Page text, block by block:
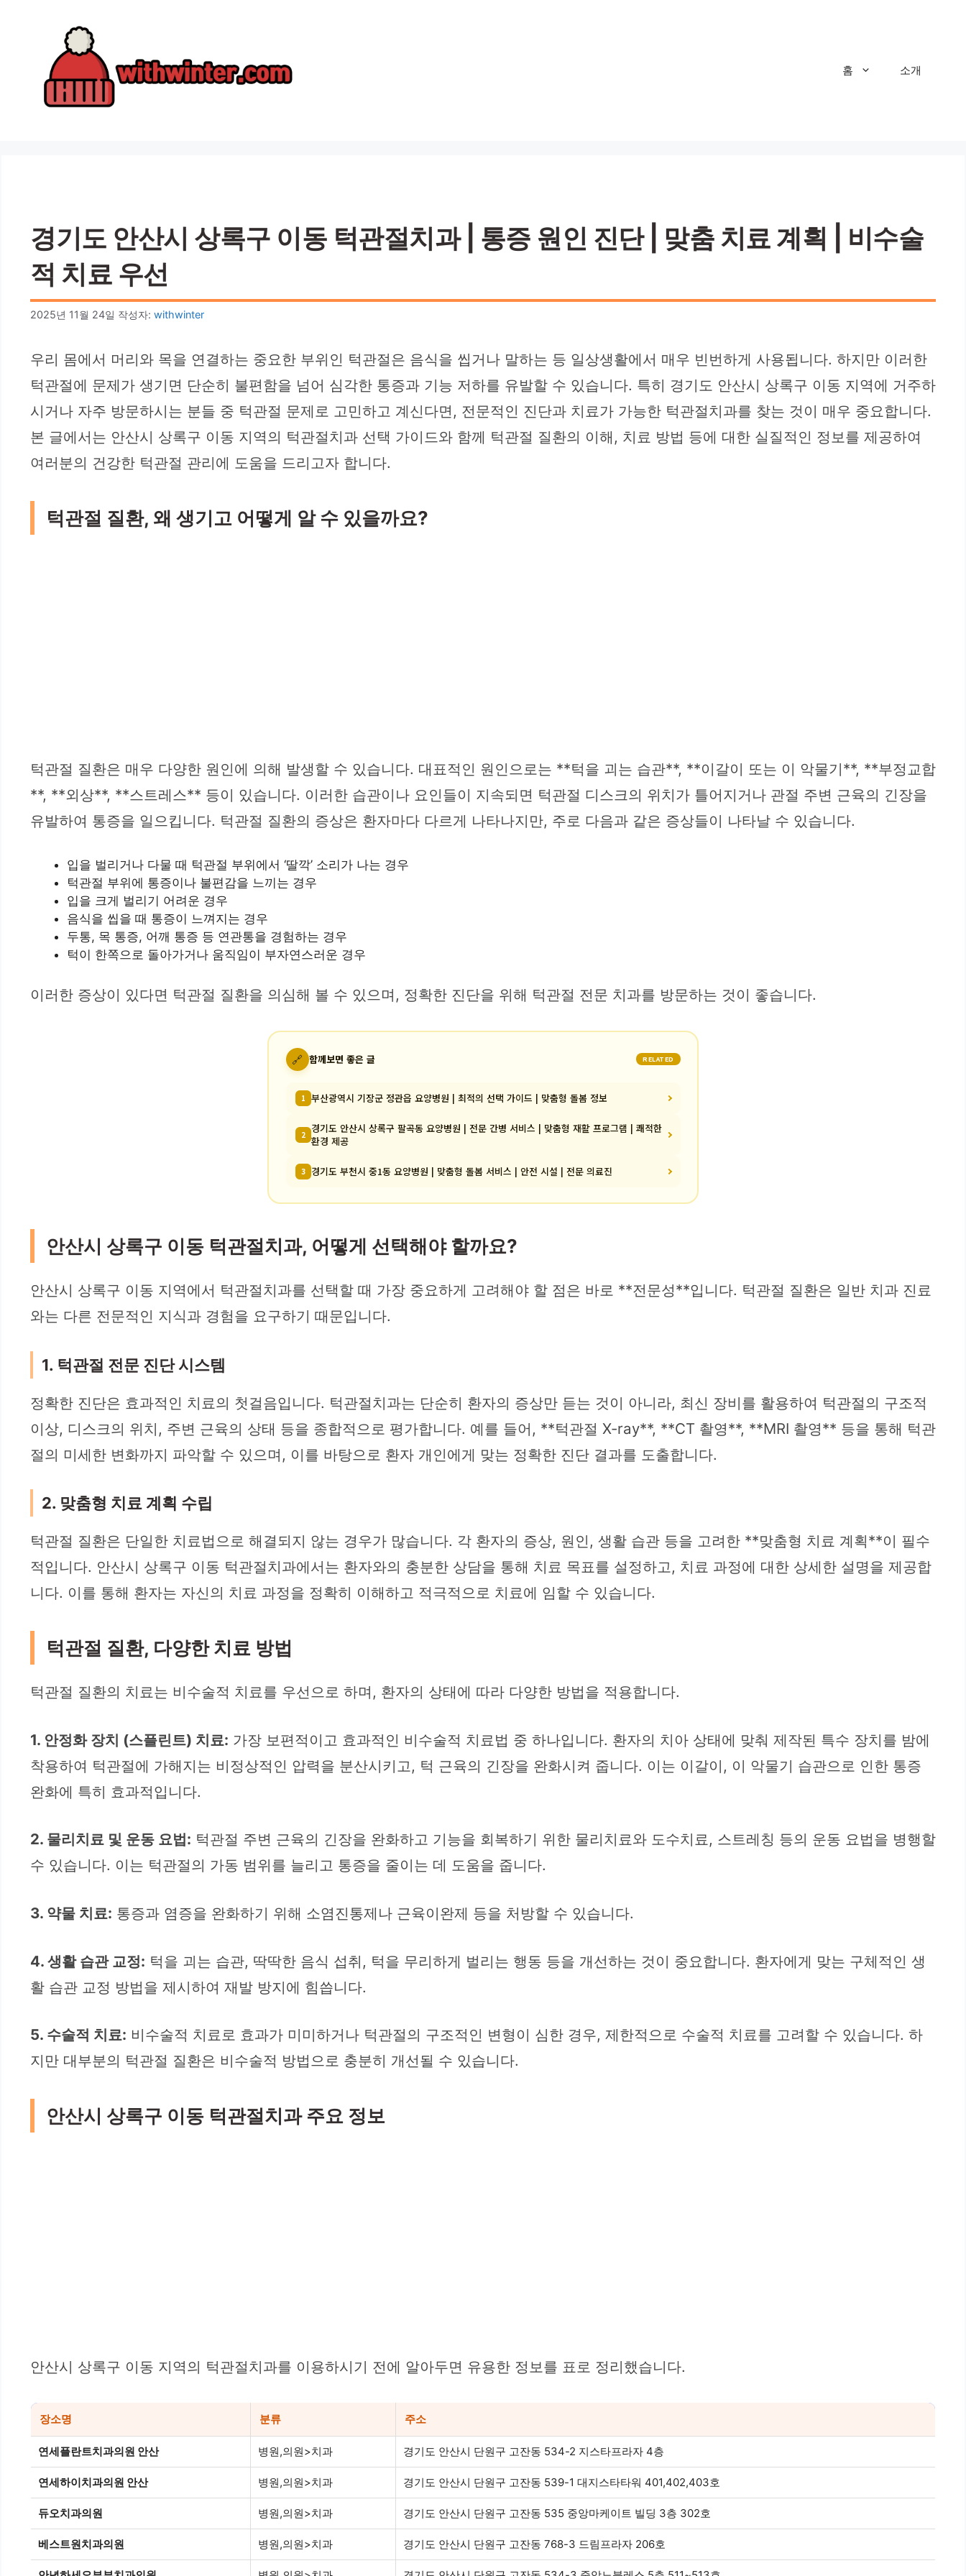
홈 소개
경기도 안산시 상록구 이동 턱관절치과 | 통증 원인 진단 | 맞춤 치료 계획 | 비수술
적 치료 우선
2025년 11월 24일 작성자: withwinter
우리 몸에서 머리와 목을 연결하는 중요한 부위인 턱관절은 음식을 씹거나 말하는 등 일상생활에서 매우 빈번하게 사용됩니다. 하지만 이러한
턱관절에 문제가 생기면 단순히 불편함을 넘어 심각한 통증과 기능 저하를 유발할 수 있습니다. 특히 경기도 안산시 상록구 이동 지역에 거주하
시거나 자주 방문하시는 분들 중 턱관절 문제로 고민하고 계신다면, 전문적인 진단과 치료가 가능한 턱관절치과를 찾는 것이 매우 중요합니다.
본 글에서는 안산시 상록구 이동 지역의 턱관절치과 선택 가이드와 함께 턱관절 질환의 이해, 치료 방법 등에 대한 실질적인 정보를 제공하여
여러분의 건강한 턱관절 관리에 도움을 드리고자 합니다.
턱관절 질환, 왜 생기고 어떻게 알 수 있을까요?
턱관절 질환은 매우 다양한 원인에 의해 발생할 수 있습니다. 대표적인 원인으로는 **턱을 괴는 습관**, **이갈이 또는 이 악물기**, **부정교합
**, **외상**, **스트레스** 등이 있습니다. 이러한 습관이나 요인들이 지속되면 턱관절 디스크의 위치가 틀어지거나 관절 주변 근육의 긴장을
유발하여 통증을 일으킵니다. 턱관절 질환의 증상은 환자마다 다르게 나타나지만, 주로 다음과 같은 증상들이 나타날 수 있습니다.
입을 벌리거나 다물 때 턱관절 부위에서 ‘딸깍’ 소리가 나는 경우
턱관절 부위에 통증이나 불편감을 느끼는 경우
입을 크게 벌리기 어려운 경우
음식을 씹을 때 통증이 느껴지는 경우
두통, 목 통증, 어깨 통증 등 연관통을 경험하는 경우
턱이 한쪽으로 돌아가거나 움직임이 부자연스러운 경우
이러한 증상이 있다면 턱관절 질환을 의심해 볼 수 있으며, 정확한 진단을 위해 턱관절 전문 치과를 방문하는 것이 좋습니다.
🔗 함께보면 좋은 글 RELATED
1 부산광역시 기장군 정관읍 요양병원 | 최적의 선택 가이드 | 맞춤형 돌봄 정보
2 경기도 안산시 상록구 팔곡동 요양병원 | 전문 간병 서비스 | 맞춤형 재활 프로그램 | 쾌적한
환경 제공
3 경기도 부천시 중1동 요양병원 | 맞춤형 돌봄 서비스 | 안전 시설 | 전문 의료진
안산시 상록구 이동 턱관절치과, 어떻게 선택해야 할까요?
안산시 상록구 이동 지역에서 턱관절치과를 선택할 때 가장 중요하게 고려해야 할 점은 바로 **전문성**입니다. 턱관절 질환은 일반 치과 진료
와는 다른 전문적인 지식과 경험을 요구하기 때문입니다.
1. 턱관절 전문 진단 시스템
정확한 진단은 효과적인 치료의 첫걸음입니다. 턱관절치과는 단순히 환자의 증상만 듣는 것이 아니라, 최신 장비를 활용하여 턱관절의 구조적
이상, 디스크의 위치, 주변 근육의 상태 등을 종합적으로 평가합니다. 예를 들어, **턱관절 X-ray**, **CT 촬영**, **MRI 촬영** 등을 통해 턱관
절의 미세한 변화까지 파악할 수 있으며, 이를 바탕으로 환자 개인에게 맞는 정확한 진단 결과를 도출합니다.
2. 맞춤형 치료 계획 수립
턱관절 질환은 단일한 치료법으로 해결되지 않는 경우가 많습니다. 각 환자의 증상, 원인, 생활 습관 등을 고려한 **맞춤형 치료 계획**이 필수
적입니다. 안산시 상록구 이동 턱관절치과에서는 환자와의 충분한 상담을 통해 치료 목표를 설정하고, 치료 과정에 대한 상세한 설명을 제공합
니다. 이를 통해 환자는 자신의 치료 과정을 정확히 이해하고 적극적으로 치료에 임할 수 있습니다.
턱관절 질환, 다양한 치료 방법
턱관절 질환의 치료는 비수술적 치료를 우선으로 하며, 환자의 상태에 따라 다양한 방법을 적용합니다.
1. 안정화 장치 (스플린트) 치료: 가장 보편적이고 효과적인 비수술적 치료법 중 하나입니다. 환자의 치아 상태에 맞춰 제작된 특수 장치를 밤에
착용하여 턱관절에 가해지는 비정상적인 압력을 분산시키고, 턱 근육의 긴장을 완화시켜 줍니다. 이는 이갈이, 이 악물기 습관으로 인한 통증
완화에 특히 효과적입니다.
2. 물리치료 및 운동 요법: 턱관절 주변 근육의 긴장을 완화하고 기능을 회복하기 위한 물리치료와 도수치료, 스트레칭 등의 운동 요법을 병행할
수 있습니다. 이는 턱관절의 가동 범위를 늘리고 통증을 줄이는 데 도움을 줍니다.
3. 약물 치료: 통증과 염증을 완화하기 위해 소염진통제나 근육이완제 등을 처방할 수 있습니다.
4. 생활 습관 교정: 턱을 괴는 습관, 딱딱한 음식 섭취, 턱을 무리하게 벌리는 행동 등을 개선하는 것이 중요합니다. 환자에게 맞는 구체적인 생
활 습관 교정 방법을 제시하여 재발 방지에 힘씁니다.
5. 수술적 치료: 비수술적 치료로 효과가 미미하거나 턱관절의 구조적인 변형이 심한 경우, 제한적으로 수술적 치료를 고려할 수 있습니다. 하
지만 대부분의 턱관절 질환은 비수술적 방법으로 충분히 개선될 수 있습니다.
안산시 상록구 이동 턱관절치과 주요 정보
안산시 상록구 이동 지역의 턱관절치과를 이용하시기 전에 알아두면 유용한 정보를 표로 정리했습니다.
장소명 분류 주소
연세플란트치과의원 안산 병원,의원>치과 경기도 안산시 단원구 고잔동 534-2 지스타프라자 4층
연세하이치과의원 안산 병원,의원>치과 경기도 안산시 단원구 고잔동 539-1 대지스타타워 401,402,403호
듀오치과의원 병원,의원>치과 경기도 안산시 단원구 고잔동 535 중앙마케이트 빌딩 3층 302호
베스트원치과의원 병원,의원>치과 경기도 안산시 단원구 고잔동 768-3 드림프라자 206호